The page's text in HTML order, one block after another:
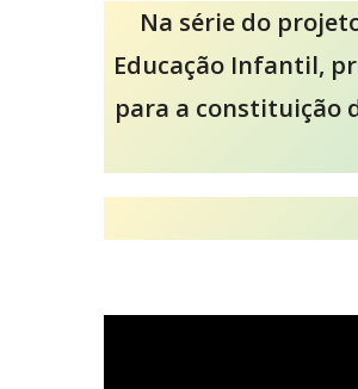
Na série do
Educação Infantil,
para a constituição